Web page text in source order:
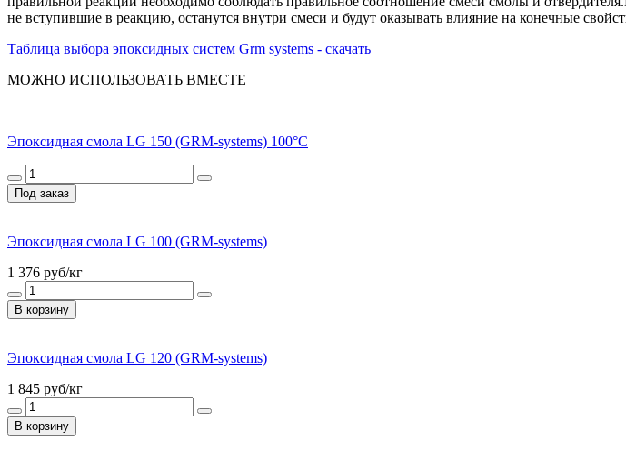
не вступившие в реакцию, останутся внутри смеси и будут оказывать влияние на конечные
Таблица выбора эпоксидных систем Grm systems - скачать
МОЖНО ИСПОЛЬЗОВАТЬ ВМЕСТЕ
Эпоксидная смола LG 150 (GRM-systems) 100°С
Под заказ
Эпоксидная смола LG 100 (GRM-systems)
1 376 руб/кг
В корзину
Эпоксидная смола LG 120 (GRM-systems)
1 845 руб/кг
В корзину